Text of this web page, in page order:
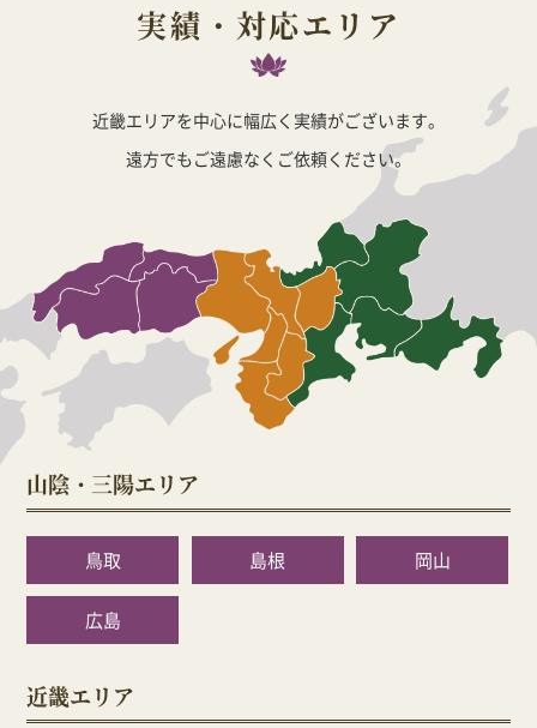
実績・対応エリア
近畿エリアを中心に幅広く実績がございます。
遠方でもご遠慮なくご依頼ください。
山陰・三陽エリア
鳥取 島根 岡山
広島
近畿エリア